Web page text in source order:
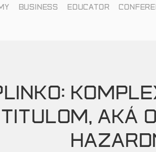
BUSINESS EDUCATOR
TITULOM, AKÁ